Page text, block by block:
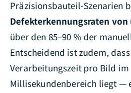
Präzisionsbauteil-Szenarien
Defekterkennungsraten von
über den 85–90 % der
Entscheidend ist zudem,
Verarbeitungszeit pro Bild im
Millisekundenbereich liegt —